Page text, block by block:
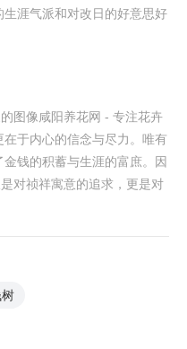
涯气派和对改日的好意思好
图像咸阳养花网 - 专注花卉
于内心的信念与尽力。唯有
钱的积蓄与生涯的富庶。因
对祯祥寓意的追求，更是对